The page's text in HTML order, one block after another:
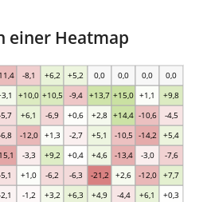
einer Heatmap
-1,2 +3,2 +6,3 +4,9 -4,4 +6,1 +0,3
+1,0 -6,2 -6,3 -21,2 +2,6 -12,0 +7,7
-3,3 +9,2 +0,4 +4,6 -13,4 -3,0 -7,6
-12,0 +1,3 -2,7 +5,1 -10,5 -14,2 +5,4
+6,1 -6,9 +0,6 +2,8 +14,4 -10,6 -4,5
+10,0 +10,5 -9,4 +13,7 +15,0 +1,1 +9,8
-8,1 +6,2 +5,2 0,0 0,0 0,0 0,0